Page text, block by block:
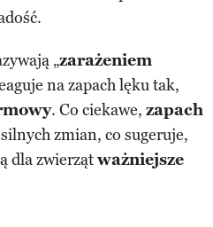
„zarażeniem
na zapach lęku tak,
. Co ciekawe, zapach
zmian, co sugeruje,
dla zwierzątważniejsze